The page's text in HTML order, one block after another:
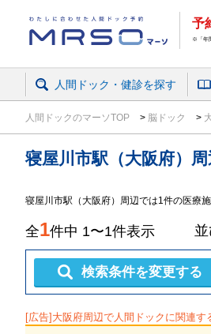
予
※「年
人間ドック・健診を探す
人間ドックのマーソTOP 脳ドック
寝屋川市駅（大阪府）周
寝屋川市駅（大阪府）周辺では1件の医療
全1件中 1〜1件表示 並
検索条件を変更する
[広告] 大阪府周辺で人間ドックに関連す